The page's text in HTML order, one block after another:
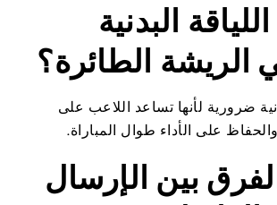
البدنية
الريشة الطائرة؟
ضرورية لأنها تساعد اللاعب على
على الأداء طوال المباراة.
بين الإرسال